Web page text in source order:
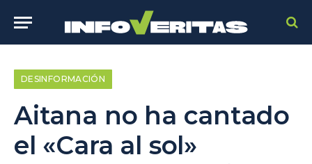
DESINFORMACIÓN
Aitana no ha cantado
el «Cara al sol»